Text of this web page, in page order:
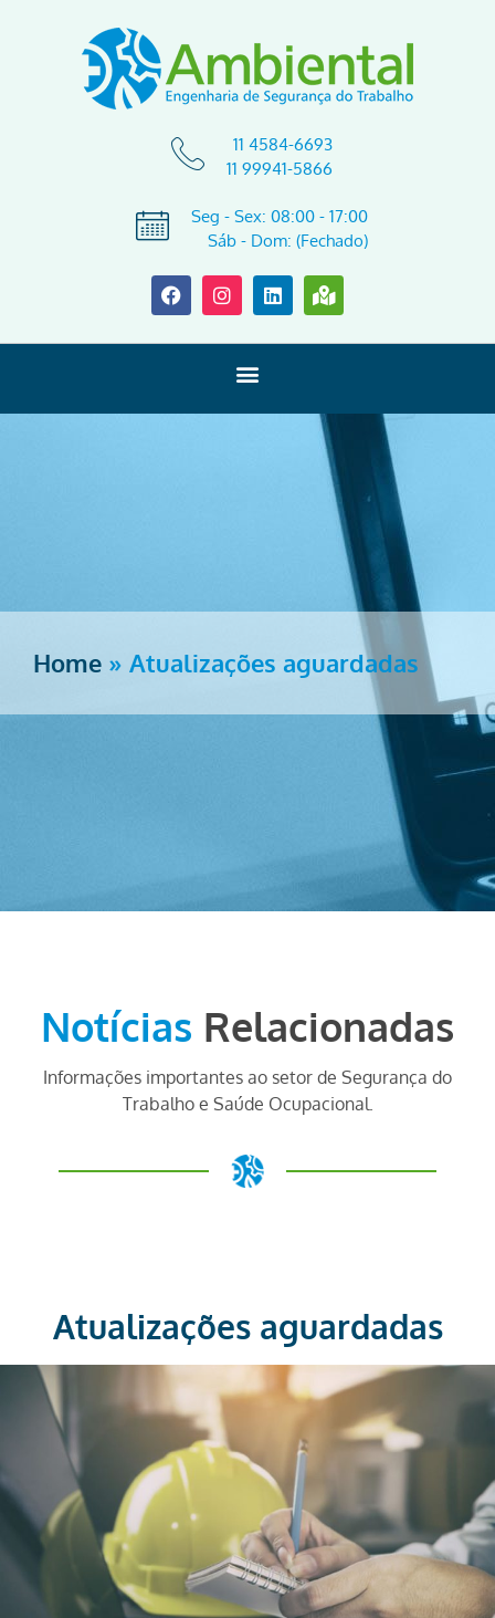
11 4584-6693
11 99941-5866
Seg - Sex: 08:00 - 17:00
Sáb - Dom: (Fechado)
Home » Atualizações aguardadas
Notícias Relacionadas
Informações importantes ao setor de Segurança do
Trabalho e Saúde Ocupacional.
Atualizações aguardadas